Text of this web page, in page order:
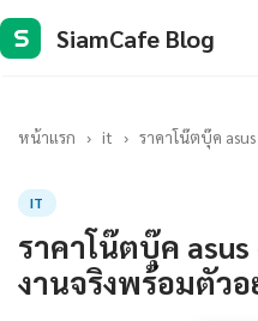
S SiamCafe Blog
หน้าแรก › it › ราคาโน๊ตบุ๊ค
IT
ราคาโน๊ตบุ๊ค
งานจริงพร้อมตัวอ